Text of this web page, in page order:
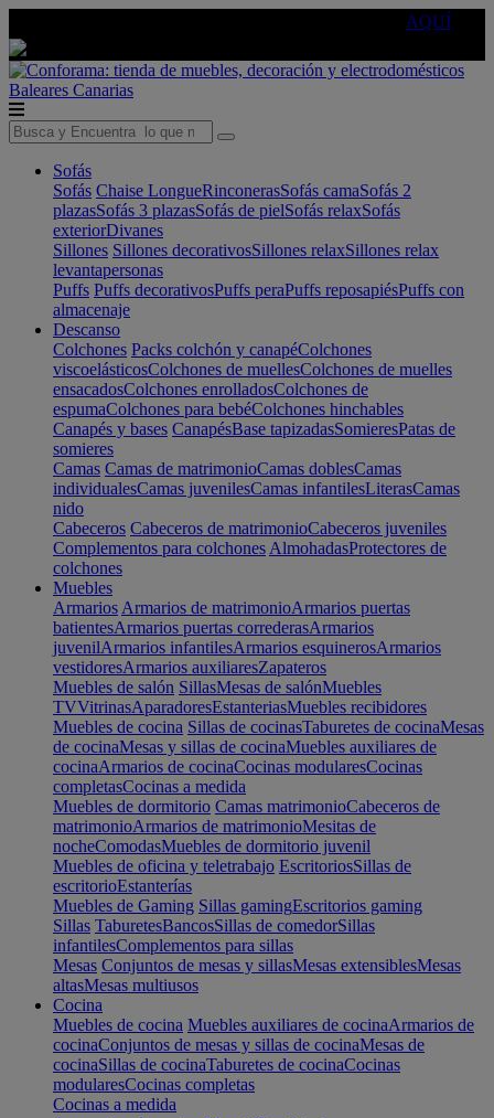
AQUÍ
Baleares Canarias
Sofás
Sofás Chaise LongueRinconerasSofás camaSofás 2
plazasSofás 3 plazasSofás de pielSofás relaxSofás
exteriorDivanes
Sillones Sillones decorativosSillones relaxSillones relax
levantapersonas
Puffs Puffs decorativosPuffs peraPuffs reposapiésPuffs con
almacenaje
Descanso
Colchones Packs colchón y canapéColchones
viscoelásticosColchones de muellesColchones de muelles
ensacadosColchones enrolladosColchones de
espumaColchones para bebéColchones hinchables
Canapés y bases CanapésBase tapizadasSomieresPatas de
somieres
Camas Camas de matrimonioCamas doblesCamas
individualesCamas juvenilesCamas infantilesLiterasCamas
nido
Cabeceros Cabeceros de matrimonioCabeceros juveniles
Complementos para colchones AlmohadasProtectores de
colchones
Muebles
Armarios Armarios de matrimonioArmarios puertas
batientesArmarios puertas correderasArmarios
juvenilArmarios infantilesArmarios esquinerosArmarios
vestidoresArmarios auxiliaresZapateros
Muebles de salón SillasMesas de salónMuebles
TVVitrinasAparadoresEstanteriasMuebles recibidores
Muebles de cocina Sillas de cocinasTaburetes de cocinaMesas
de cocinaMesas y sillas de cocinaMuebles auxiliares de
cocinaArmarios de cocinaCocinas modularesCocinas
completasCocinas a medida
Muebles de dormitorio Camas matrimonioCabeceros de
matrimonioArmarios de matrimonioMesitas de
nocheComodasMuebles de dormitorio juvenil
Muebles de oficina y teletrabajo EscritoriosSillas de
escritorioEstanterías
Muebles de Gaming Sillas gamingEscritorios gaming
Sillas TaburetesBancosSillas de comedorSillas
infantilesComplementos para sillas
Mesas Conjuntos de mesas y sillasMesas extensiblesMesas
altasMesas multiusos
Cocina
Muebles de cocina Muebles auxiliares de cocinaArmarios de
cocinaConjuntos de mesas y sillas de cocinaMesas de
cocinaSillas de cocinaTaburetes de cocinaCocinas
modularesCocinas completas
Cocinas a medida